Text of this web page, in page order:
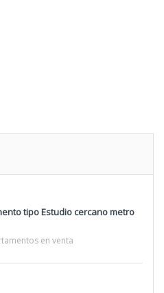
tipo Estudio cercano metro
en venta